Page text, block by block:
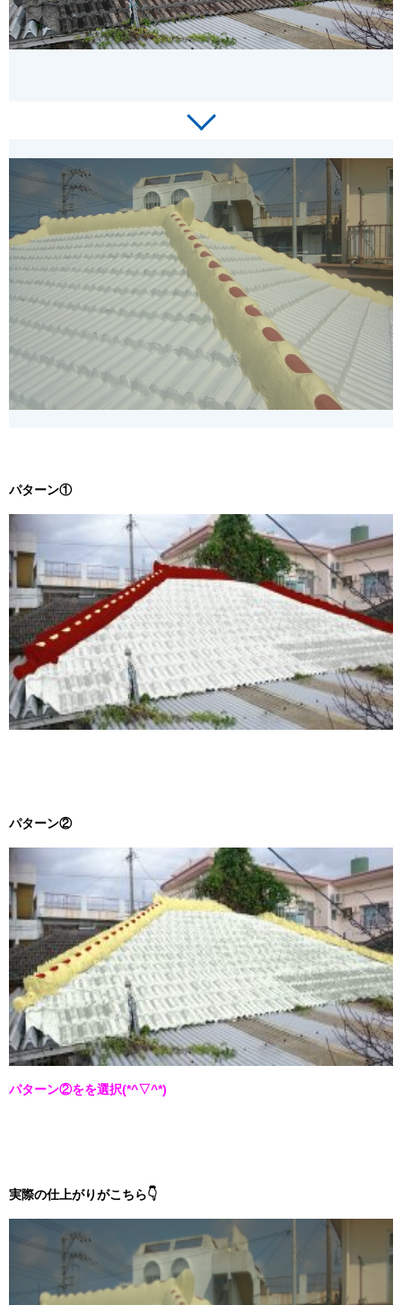
パターン①
パターン②
パターン②をを選択(*^▽^*)
実際の仕上がりがこちら👇